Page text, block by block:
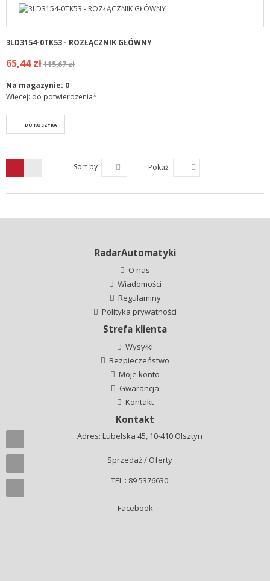
3LD3154-0TK53 - ROZŁĄCZNIK GŁÓWNY
65,44 zł115,67 zł
Na magazynie: 0
Więcej: do potwierdzenia*
DO KOSZYKA
Sort by Pokaż
RadarAutomatyki
O nas
Wiadomości
Regulaminy
Polityka prywatności
Strefa klienta
Wysyłki
Bezpieczeństwo
Moje konto
Gwarancja
Kontakt
Kontakt
Adres: Lubelska 45, 10-410 Olsztyn
Sprzedaż / Oferty
TEL : 89 5376630
Facebook